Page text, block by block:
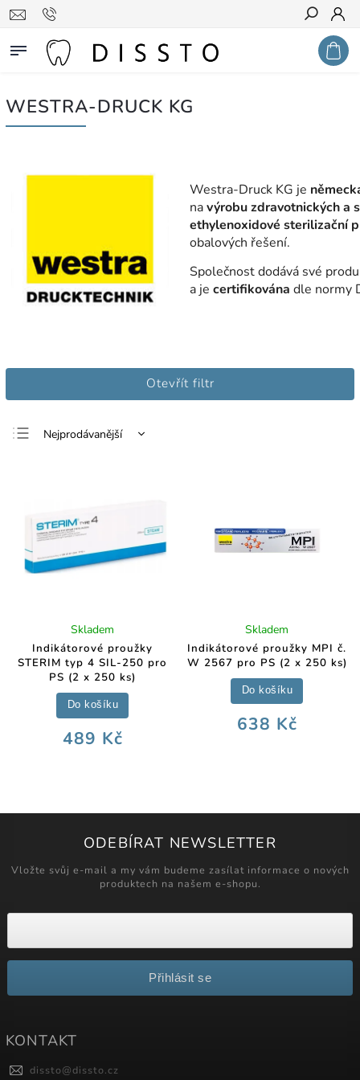
Hledat
WESTRA-DRUCK KG
Westra-Druck KG je
navýrobu zdravotnických a
ethylenoxidové sterilizační
obalových řešení.
Společnost dodává své
a je certifikována dle normy
Otevřít filtr
Nejprodávanější
Indikátorové proužky
STERIM typ 4 SIL-250 pro
PS (2 x 250 ks)
Skladem
489 Kč
Do košíku
Indikátorové proužky MPI č.
W 2567 pro PS (2 x 250 ks)
Skladem
638 Kč
Do košíku
ODEBÍRAT NEWSLETTER
Vložte svůj e-mail a my vám budeme zasílat informace o nových
produktech na našem e-shopu.
Přihlásit se
KONTAKT
dissto@dissto.cz